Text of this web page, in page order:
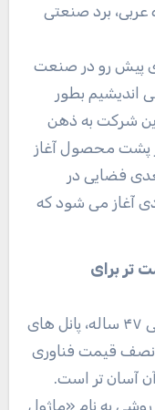
برد صنعتی
پیش رو در صنعت
بطور
این شرکت به ذهن
پشت محصول آغاز
فضایی در
آغاز می شود که
تر برای
«حمد سیف التنجی» مهندس اماراتی ۴۷ ساله، پانل های
نصف قیمت فناوری
آسان تر است.
به نام «ماژول